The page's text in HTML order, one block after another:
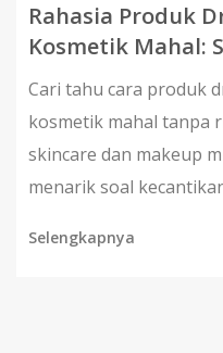
Rahasia Produk
Kosmetik Mahal:
Cari tahu cara produk
kosmetik mahal tanpa
skincare dan makeup
menarik soal
Selengkapnya